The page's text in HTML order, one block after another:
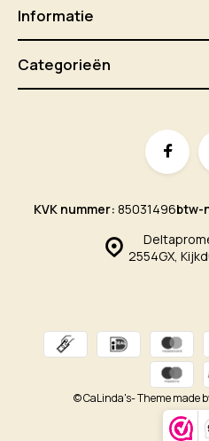
Informatie
Categorieën
2554GX,
KVK nummer: 85031496btw-
© CaLinda's- Theme made